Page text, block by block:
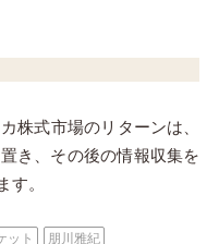
株式市場のリターンは、
き、その後の情報収集を
。
ット 朋川雅紀